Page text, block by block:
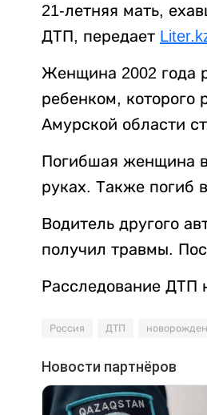
21-летняя мать,
ДТП, передает
Женщина 2002 года
ребенком, которого
Амурской области
Погибшая женщина
руках. Также погиб
Водитель другого
получил травмы.
Расследование ДТП
Россия ДТП